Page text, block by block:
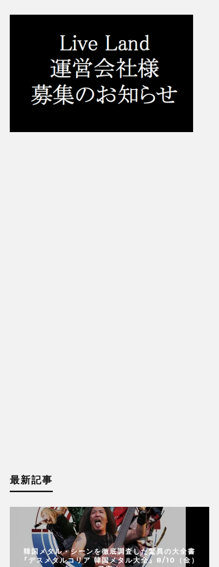
最新記事
韓国メタル・シーンを徹底調査した驚異の大全書
『デスメタルコリア 韓国メタル大全』8/10（金）